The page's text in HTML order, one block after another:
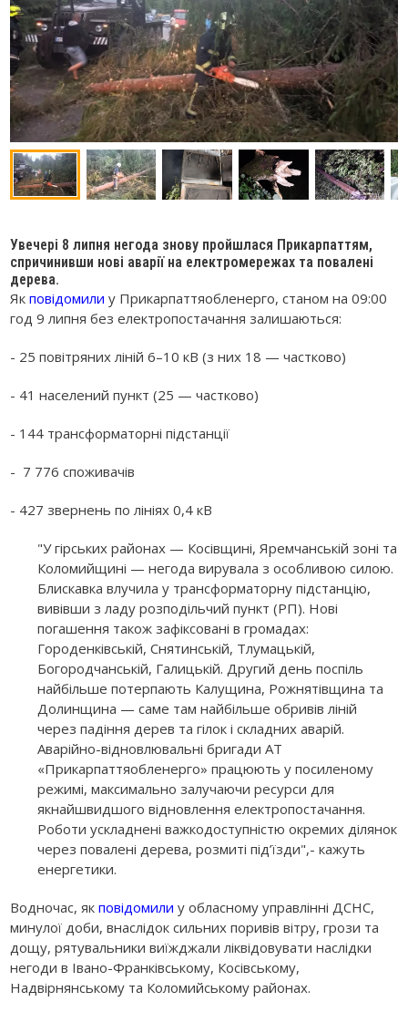
Увечері 8 липня негода знову пройшлася Прикарпаттям,
спричинивши нові аварії на електромережах та повалені
дерева.
Якповідомили у Прикарпаттяобленерго, станом на 09:00
год 9 липня без електропостачання залишаються:
- 25 повітряних ліній 6–10 кВ (з них 18 — частково)
- 41 населений пункт (25 — частково)
- 144 трансформаторні підстанції
- 7 776 споживачів
- 427 звернень по лініях 0,4 кВ
"У гірських районах — Косівщині, Яремчанській зоні та
Коломийщині — негода вирувала з особливою силою.
Блискавка влучила у трансформаторну підстанцію,
вивівши з ладу розподільчий пункт (РП). Нові
погашення також зафіксовані в громадах:
Городенківській, Снятинській, Тлумацькій,
Богородчанській, Галицькій. Другий день поспіль
найбільше потерпають Калущина, Рожнятівщина та
Долинщина — саме там найбільше обривів ліній
через падіння дерев та гілок і складних аварій.
Аварійно-відновлювальні бригади АТ
«Прикарпаттяобленерго» працюють у посиленому
режимі, максимально залучаючи ресурси для
якнайшвидшого відновлення електропостачання.
Роботи ускладнені важкодоступністю окремих ділянок
через повалені дерева, розмиті під’їзди",- кажуть
енергетики.
Водночас, якповідомили у обласному управлінні ДСНС,
минулої доби, внаслідок сильних поривів вітру, грози та
дощу, рятувальники виїжджали ліквідовувати наслідки
негоди в Івано-Франківському, Косівському,
Надвірнянському та Коломийському районах.